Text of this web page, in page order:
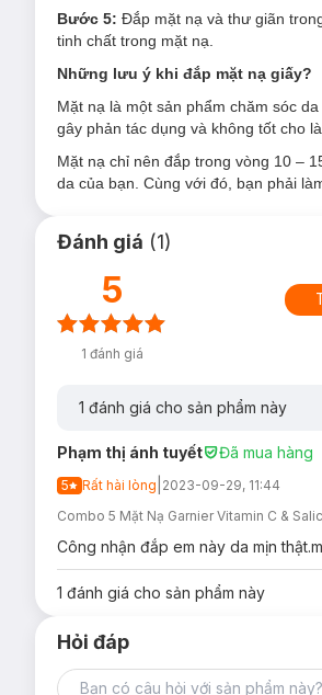
Loại da phù hợp:
Sản phẩm phù hợp cho mọi
Giải pháp cho tình trạng da:
Dadầu thừa - lỗ chân lông to
Bước 5: Đắp mặt nạ và thư giãn
tinh chất trong mặt nạ.
Những lưu ý khi đắp mặt nạ giấy?
Mặt nạ là một sản phẩm chăm sóc
gây phản tác dụng và không tốt cho
Mặt nạ chỉ nên đắp trong vòng 10 –
da của bạn. Cùng với đó, bạn phải
Đánh giá (1)
5
1 đánh giá
1 đánh giá cho sản phẩm này
Phạm thị ánh tuyết Đã mua hàng
5 Rất hài lòng 2023-09-29, 11:44
Combo 5 Mặt Nạ Garnier Vitamin C &
Công nhận đắp em này da mịn
1 đánh giá cho sản phẩm này
Hỏi đáp